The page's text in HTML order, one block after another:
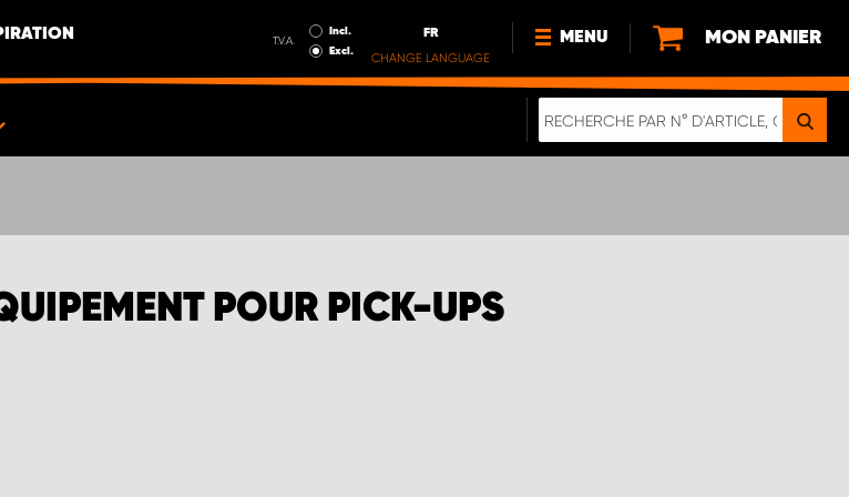
T.V.A.
Incl.
Excl.
FR
CHANGE LANGUAGE
MENU
NOUVEAUTÉS
MON PANIER
POUR PICK-UPS